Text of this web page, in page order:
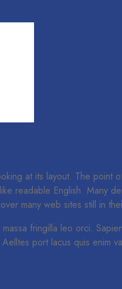
at its layout. The point
readable English. Many
many web sites still in
fringilla leo orci.
port lacus quis enim